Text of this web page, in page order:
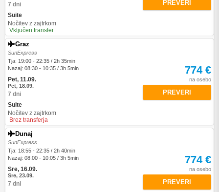
7 dni
Suite
Nočitev z zajtrkom
Vključen transfer
PREVERI
Graz
SunExpress
Tja: 19:00 - 22:35 / 2h 35min
Nazaj: 08:30 - 10:35 / 3h 5min
Pet, 11.09.
Pet, 18.09.
7 dni
Suite
Nočitev z zajtrkom
Brez transferja
774 €
na osebo
PREVERI
Dunaj
SunExpress
Tja: 18:55 - 22:35 / 2h 40min
Nazaj: 08:00 - 10:05 / 3h 5min
Sre, 16.09.
Sre, 23.09.
7 dni
774 €
na osebo
PREVERI